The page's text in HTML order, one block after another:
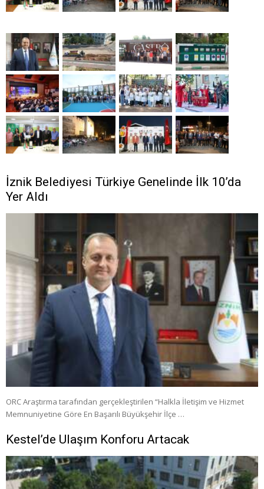
İznik Belediyesi Türkiye Genelinde İlk 10’da
Yer Aldı
ORC Araştırma tarafından gerçekleştirilen “Halkla İletişim ve Hizmet
Memnuniyetine Göre En Başarılı Büyükşehir İlçe …
Kestel’de Ulaşım Konforu Artacak